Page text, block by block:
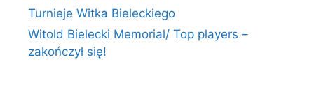
Turnieje Witka Bieleckiego
Witold Bielecki Memorial/ Top players –
zakończył się!